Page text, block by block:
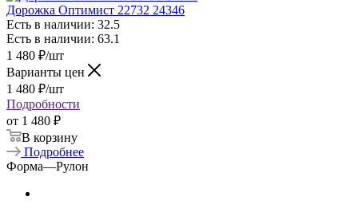
Дорожка Оптимист 22732 24346
Есть в наличии: 32.5
Есть в наличии: 63.1
1 480 ₽/шт
Варианты цен
1 480 ₽/шт
Подробности
от 1 480 ₽
В корзину
Подробнее
Форма—Рулон